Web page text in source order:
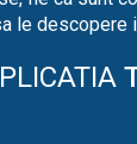
le descopere